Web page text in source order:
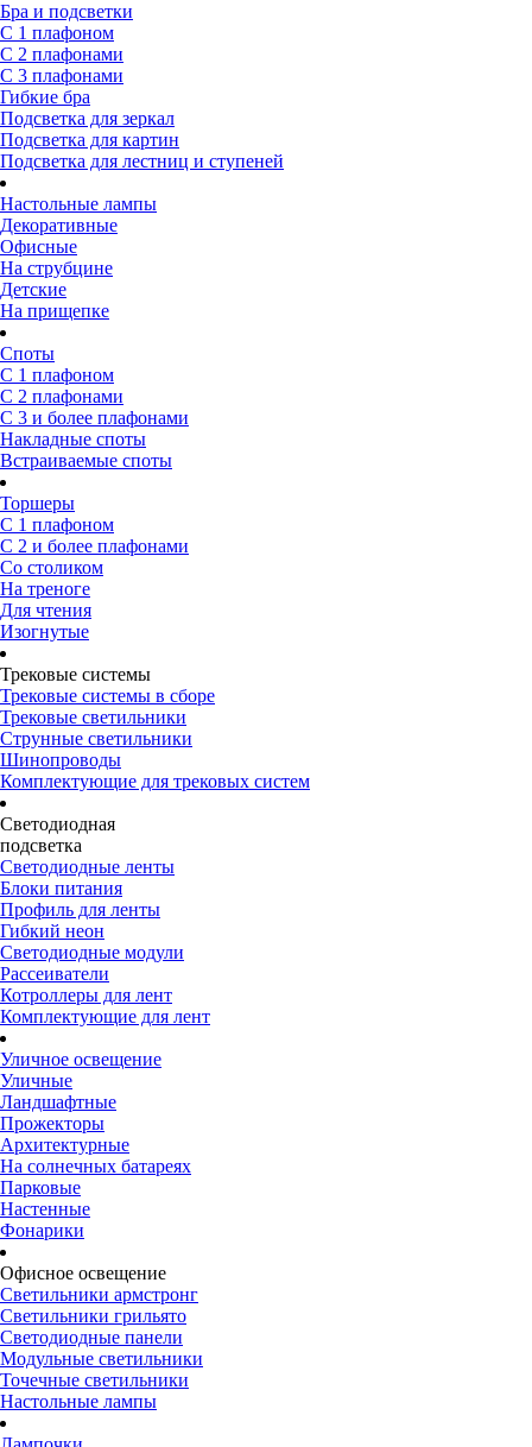
Бра и подсветки
С 1 плафоном
С 2 плафонами
С 3 плафонами
Гибкие бра
Подсветка для зеркал
Подсветка для картин
Подсветка для лестниц и ступеней
Настольные лампы
Декоративные
Офисные
На струбцине
Детские
На прищепке
Споты
С 1 плафоном
С 2 плафонами
С 3 и более плафонами
Накладные споты
Встраиваемые споты
Торшеры
С 1 плафоном
С 2 и более плафонами
Со столиком
На треноге
Для чтения
Изогнутые
Трековые системы
Трековые системы в сборе
Трековые светильники
Струнные светильники
Шинопроводы
Комплектующие для трековых систем
Светодиодная
подсветка
Светодиодные ленты
Блоки питания
Профиль для ленты
Гибкий неон
Светодиодные модули
Рассеиватели
Котроллеры для лент
Комплектующие для лент
Уличное освещение
Уличные
Ландшафтные
Прожекторы
Архитектурные
На солнечных батареях
Парковые
Настенные
Фонарики
Офисное освещение
Светильники армстронг
Светильники грильято
Светодиодные панели
Модульные светильники
Точечные светильники
Настольные лампы